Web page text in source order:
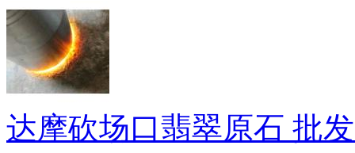
达摩砍场口翡翠原石 批